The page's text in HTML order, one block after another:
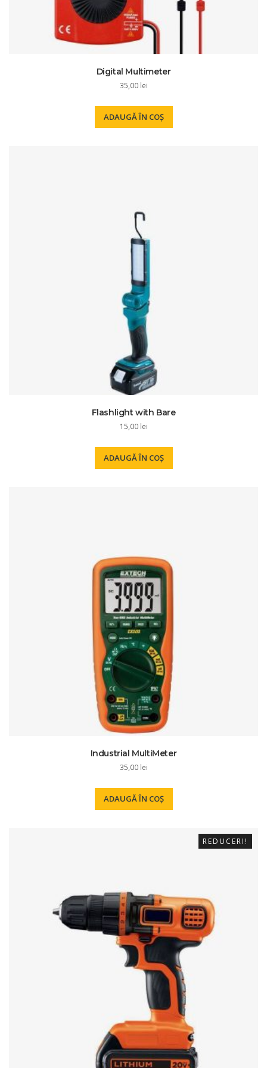
Digital Multimeter
35,00 lei
ADAUGĂ ÎN COȘ
Flashlight with Bare
15,00 lei
ADAUGĂ ÎN COȘ
Industrial MultiMeter
35,00 lei
ADAUGĂ ÎN COȘ
REDUCERI!